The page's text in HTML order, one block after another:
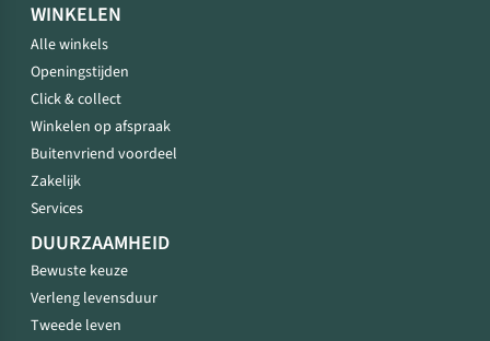
WINKELEN
Alle winkels
Openingstijden
Click & collect
Winkelen op afspraak
Buitenvriend voordeel
Zakelijk
Services
DUURZAAMHEID
Bewuste keuze
Verleng levensduur
Tweede leven